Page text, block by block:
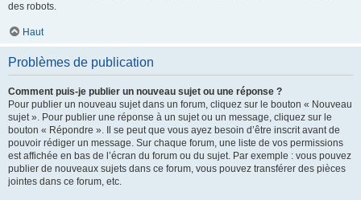
des robots.
Haut
Problèmes de publication
Comment puis-je publier un nouveau sujet ou une réponse ?
Pour publier un nouveau sujet dans un forum, cliquez sur le bouton « Nouveau
sujet ». Pour publier une réponse à un sujet ou un message, cliquez sur le
bouton « Répondre ». Il se peut que vous ayez besoin d’être inscrit avant de
pouvoir rédiger un message. Sur chaque forum, une liste de vos permissions
est affichée en bas de l’écran du forum ou du sujet. Par exemple : vous pouvez
publier de nouveaux sujets dans ce forum, vous pouvez transférer des pièces
jointes dans ce forum, etc.